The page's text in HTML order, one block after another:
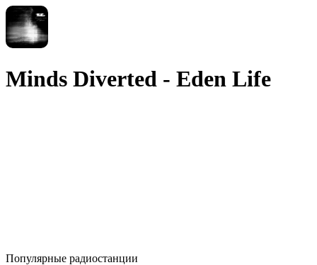
Minds Diverted - Eden Life
Популярные радиостанции